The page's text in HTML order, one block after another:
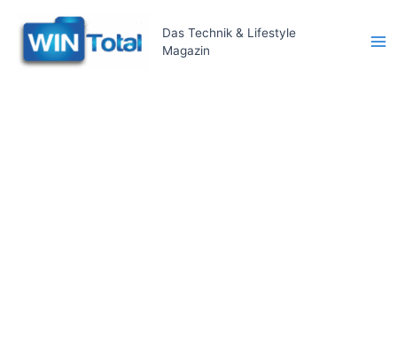
Inhalt
springen
Das Technik & Lifestyle
Magazin